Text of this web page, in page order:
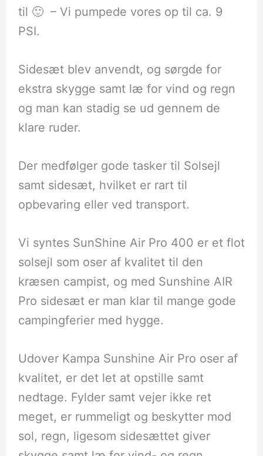
til 🙂 – Vi pumpede vores op til ca. 9
PSI.
Sidesæt blev anvendt, og sørgde for
ekstra skygge samt læ for vind og regn
og man kan stadig se ud gennem de
klare ruder.
Der medfølger gode tasker til Solsejl
samt sidesæt, hvilket er rart til
opbevaring eller ved transport.
Vi syntes SunShine Air Pro 400 er et flot
solsejl som oser af kvalitet til den
kræsen campist, og med Sunshine AIR
Pro sidesæt er man klar til mange gode
campingferier med hygge.
Udover Kampa Sunshine Air Pro oser af
kvalitet, er det let at opstille samt
nedtage. Fylder samt vejer ikke ret
meget, er rummeligt og beskytter mod
sol, regn, ligesom sidesættet giver